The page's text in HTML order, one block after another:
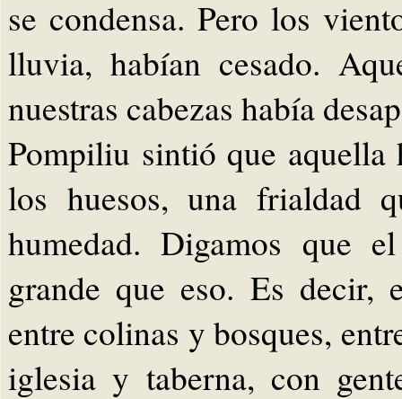
se condensa. Pero los
lluvia, habían cesado.
nuestras cabezas había
Pompiliu sintió que aquella
los huesos, una frialdad
humedad. Digamos que
grande que eso. Es decir,
entre colinas y bosques,
iglesia y taberna, con